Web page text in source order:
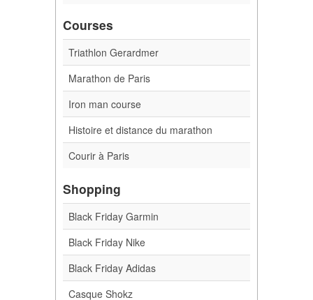
Courses
Triathlon Gerardmer
Marathon de Paris
Iron man course
Histoire et distance du marathon
Courir à Paris
Shopping
Black Friday Garmin
Black Friday Nike
Black Friday Adidas
Casque Shokz